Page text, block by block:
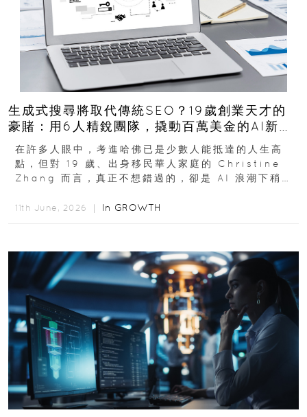
生成式搜尋將取代傳統SEO？19歲創業天才的
豪賭：用6人精銳團隊，撬動百萬美金的AI新商
機
在許多人眼中，考進哈佛已是少數人能抵達的人生高
點，但對 19 歲、出身移民華人家庭的 Christine
Zhang 而言，真正不想錯過的，卻是 AI 浪潮下稍縱
11th June, 2026 ｜ In GROWTH